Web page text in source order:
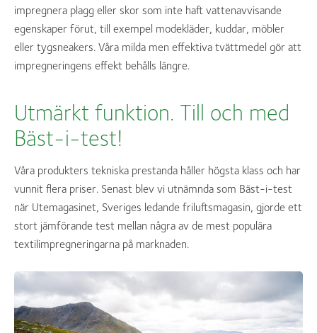
impregnera plagg eller skor som inte haft vattenavvisande
egenskaper förut, till exempel modekläder, kuddar, möbler
eller tygsneakers. Våra milda men effektiva tvättmedel gör att
impregneringens effekt behålls längre.
Utmärkt funktion. Till och med
Bäst-i-test!
Våra produkters tekniska prestanda håller högsta klass och har
vunnit flera priser. Senast blev vi utnämnda som Bäst-i-test
när Utemagasinet, Sveriges ledande friluftsmagasin, gjorde ett
stort jämförande test mellan några av de mest populära
textilimpregneringarna på marknaden.